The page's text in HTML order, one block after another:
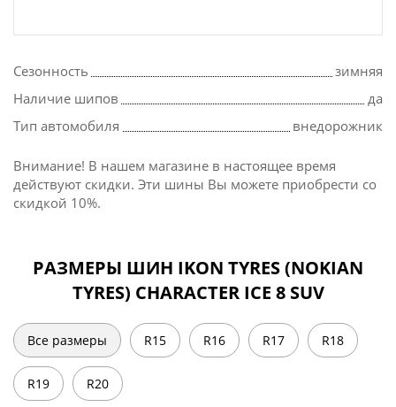
Сезонность
зимняя
Наличие шипов
да
Тип автомобиля
внедорожник
Внимание! В нашем магазине в настоящее время
действуют скидки. Эти шины Вы можете приобрести со
скидкой 10%.
РАЗМЕРЫ ШИН IKON TYRES (NOKIAN
TYRES) CHARACTER ICE 8 SUV
Все размеры R15 R16 R17 R18
R19 R20